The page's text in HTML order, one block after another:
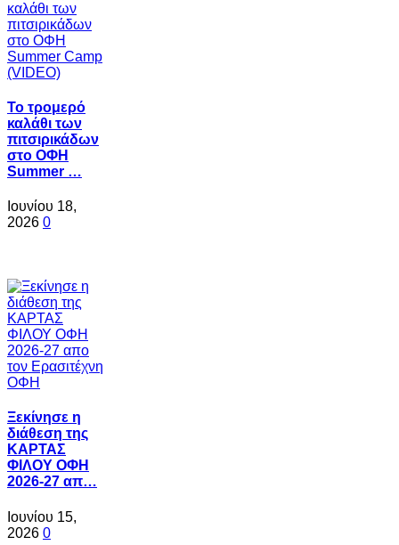
Το τρομερό
καλάθι των
πιτσιρικάδων
στο ΟΦΗ
Summer …
Ιουνίου 18,
2026 0
Ξεκίνησε η
διάθεση της
ΚΑΡΤΑΣ
ΦΙΛΟΥ ΟΦΗ
2026-27 απ…
Ιουνίου 15,
2026 0